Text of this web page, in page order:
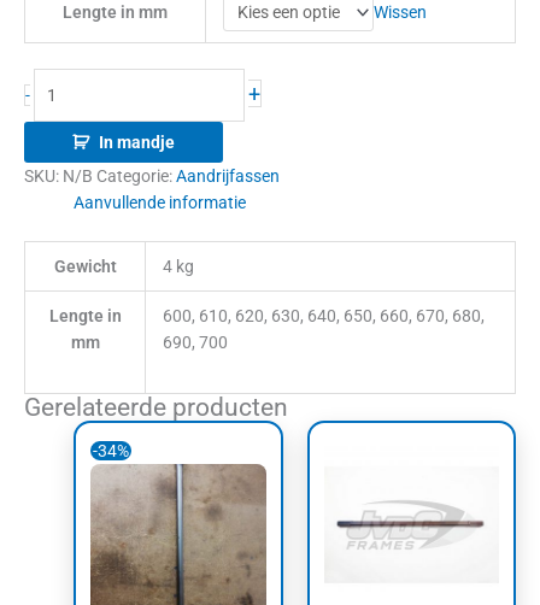
Lengte in mm Wissen
- +
In mandje
SKU: N/B Categorie:Aandrijfassen
Aanvullende informatie
Gewicht 4 kg
Lengte in
mm
600, 610, 620, 630, 640, 650, 660, 670, 680,
690, 700
Gerelateerde producten
-34%
was:
€275,00.
is:
€181,50.
product
heeft
meerdere
variaties.
Deze
optie
meerdere
variaties.